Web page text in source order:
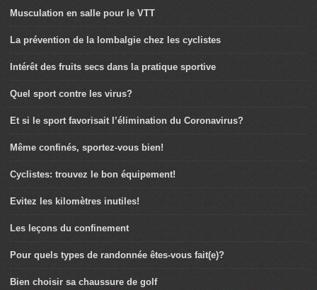
Musculation en salle pour le VTT
La prévention de la lombalgie chez les cyclistes
Intérêt des fruits secs dans la pratique sportive
Quel sport contre les virus?
Et si le sport favorisait l’élimination du Coronavirus?
Même confinés, sportez-vous bien!
Cyclistes: trouvez le bon équipement!
Evitez les kilomètres inutiles!
Les leçons du confinement
Pour quels types de randonnée êtes-vous fait(e)?
Bien choisir sa chaussure de golf